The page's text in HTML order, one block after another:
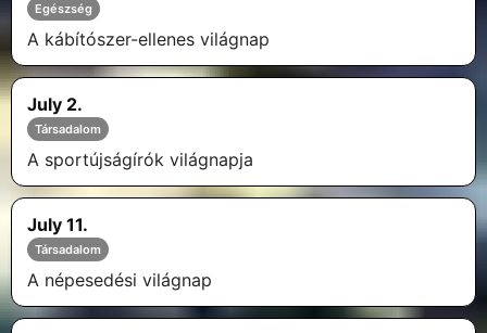
Egészség
A kábítószer-ellenes világnap
July 2.
Társadalom
A sportújságírók világnapja
July 11.
Társadalom
A népesedési világnap